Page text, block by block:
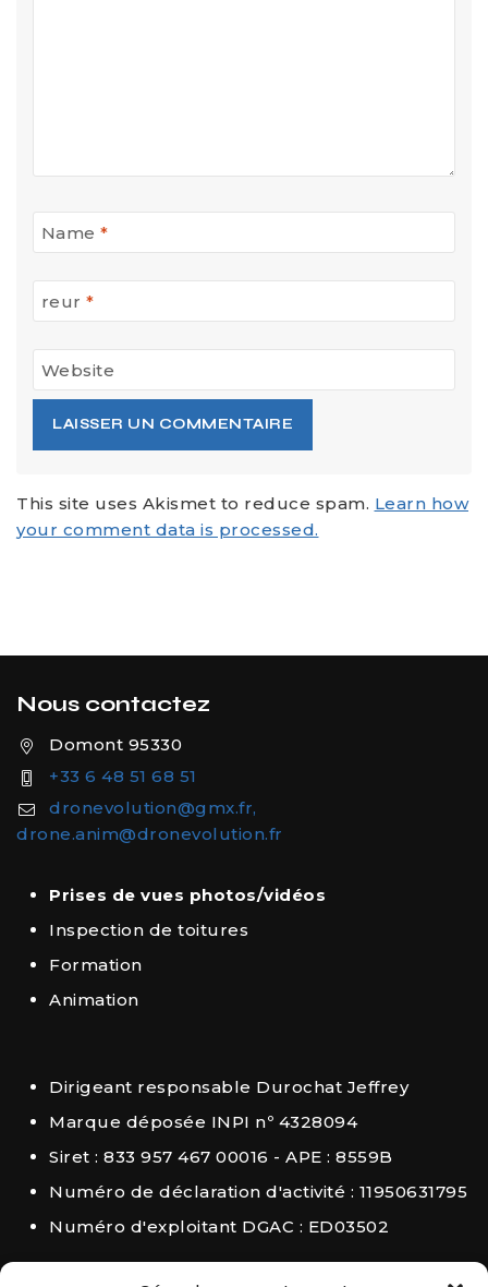
Name *
reur *
Website
This site uses Akismet to reduce spam. Learn how
your comment data is processed.
Nous contactez
Domont 95330
+33 6 48 51 68 51
dronevolution@gmx.fr,
drone.anim@dronevolution.fr
Prises de vues photos/vidéos
Inspection de toitures
Formation
Animation
Dirigeant responsable Durochat Jeffrey
Marque déposée INPI nº 4328094
Siret : 833 957 467 00016 - APE : 8559B
Numéro de déclaration d'activité : 11950631795
Numéro d'exploitant DGAC : ED03502